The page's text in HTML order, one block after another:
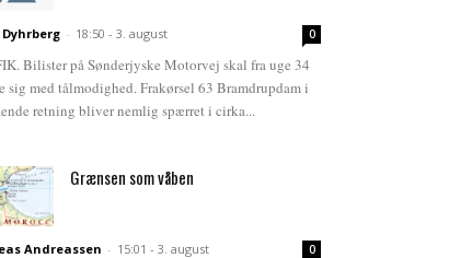
- 18:50 - 3. august 0
Bilister på Sønderjyske Motorvej skal fra uge 34
sig med tålmodighed. Frakørsel 63 Bramdrupdam i
retning bliver nemlig spærret i cirka...
Grænsen som våben
Andreassen - 15:01 - 3. august 0